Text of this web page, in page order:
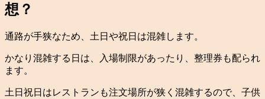
想？
通路が手狭なため、土日や祝日は混雑します。
かなり混雑する日は、入場制限があったり、整理券も配られ
ます。
土日祝日はレストランも注文場所が狭く混雑するので、子供